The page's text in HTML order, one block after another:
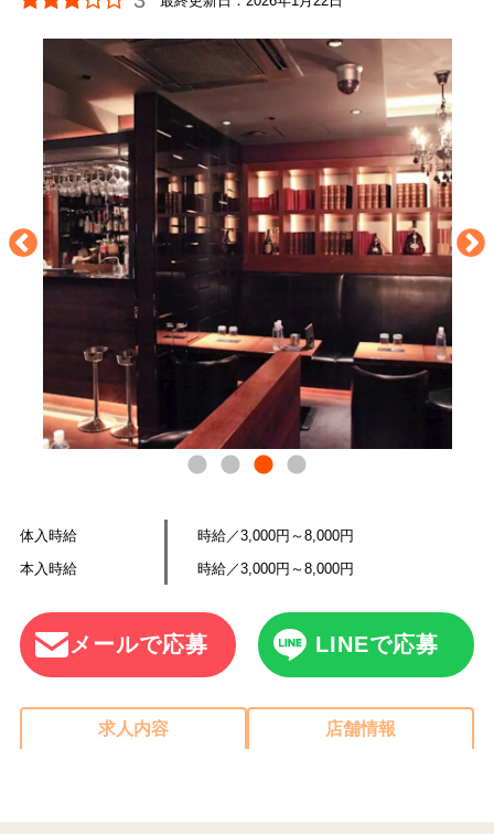
体入時給
時給／3,000円～8,000円
本入時給
時給／3,000円～8,000円
メールで応募 LINEで応募
求人内容 店舗情報